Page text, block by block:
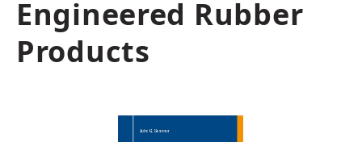
Engineered Rubber
Products